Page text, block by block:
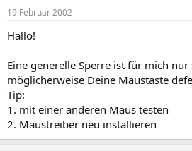
19 Februar 2002
Hallo!
Eine generelle Sperre ist für mich
möglicherweise Deine Maustaste
Tip:
1. mit einer anderen Maus testen
2. Maustreiber neu installieren